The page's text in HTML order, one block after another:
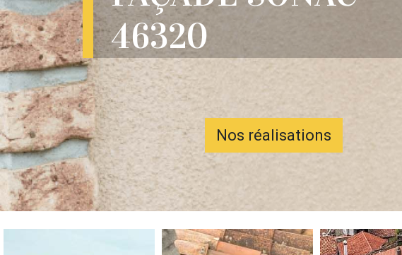
46320
Nos réalisations